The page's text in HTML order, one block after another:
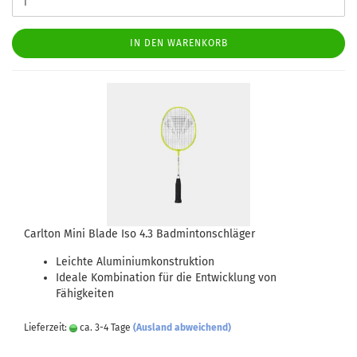
IN DEN WARENKORB
Carlton Mini Blade Iso 4.3 Badmintonschläger
Leichte Aluminiumkonstruktion
Ideale Kombination für die Entwicklung von
Fähigkeiten
Lieferzeit: ca. 3-4 Tage (Ausland abweichend)